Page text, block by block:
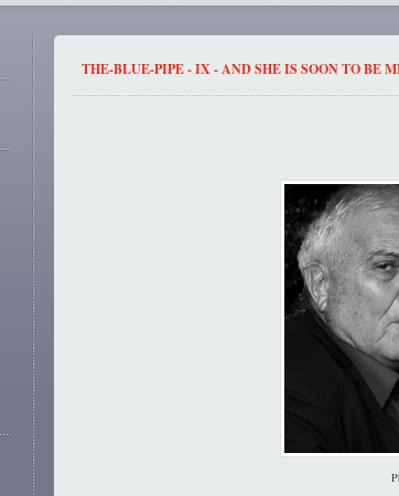
THE-BLUE-PIPE - IX - AND SHE IS SOON TO BE